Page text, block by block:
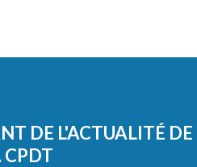
DE L'ACTUALITÉ DE
CPDT